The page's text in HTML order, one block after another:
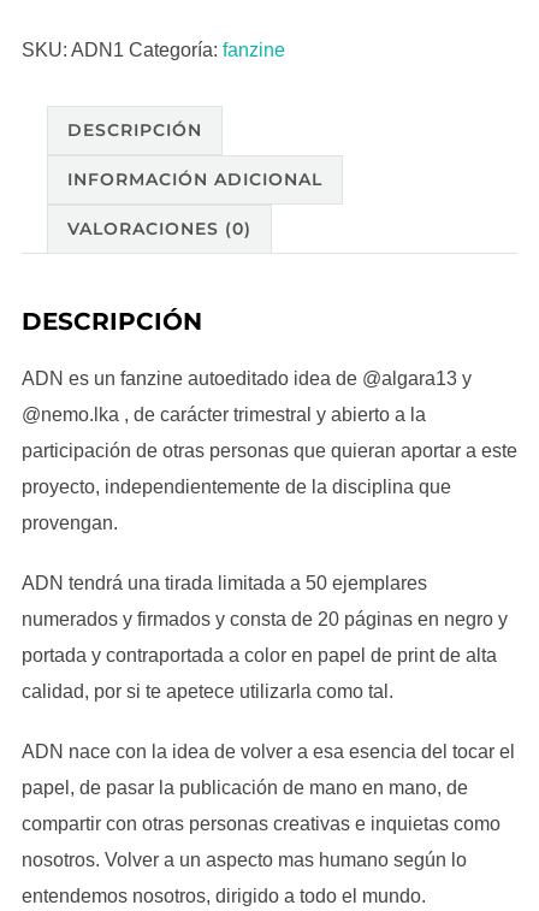
SKU: ADN1 Categoría: fanzine
DESCRIPCIÓN
INFORMACIÓN ADICIONAL
VALORACIONES (0)
DESCRIPCIÓN
ADN es un fanzine autoeditado idea de @algara13 y
@nemo.lka , de carácter trimestral y abierto a la
participación de otras personas que quieran aportar a este
proyecto, independientemente de la disciplina que
provengan.
ADN tendrá una tirada limitada a 50 ejemplares
numerados y firmados y consta de 20 páginas en negro y
portada y contraportada a color en papel de print de alta
calidad, por si te apetece utilizarla como tal.
ADN nace con la idea de volver a esa esencia del tocar el
papel, de pasar la publicación de mano en mano, de
compartir con otras personas creativas e inquietas como
nosotros. Volver a un aspecto mas humano según lo
entendemos nosotros, dirigido a todo el mundo.